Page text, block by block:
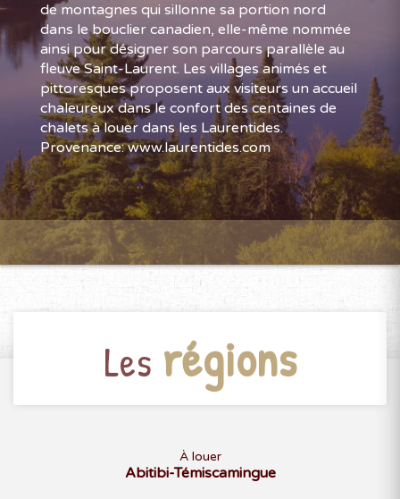
de montagnes qui sillonne sa portion nord
dans le bouclier canadien, elle-même nommée
ainsi pour désigner son parcours parallèle au
fleuve Saint-Laurent. Les villages animés et
pittoresques proposent aux visiteurs un accueil
chaleureux dans le confort des centaines de
chalets à louer dans les Laurentides.
Provenance: www.laurentides.com
Les régions
À louer
Abitibi-Témiscamingue